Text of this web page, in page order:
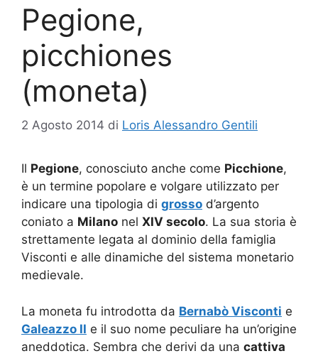
Pegione,
picchiones
(moneta)
2 Agosto 2014 di Loris Alessandro Gentili
Il Pegione, conosciuto anche come Picchione,
è un termine popolare e volgare utilizzato per
indicare una tipologia di grosso d’argento
coniato a Milano nel XIV secolo. La sua storia è
strettamente legata al dominio della famiglia
Visconti e alle dinamiche del sistema monetario
medievale.
La moneta fu introdotta da Bernabò Visconti e
Galeazzo II e il suo nome peculiare ha un’origine
aneddotica. Sembra che derivi da una cattiva